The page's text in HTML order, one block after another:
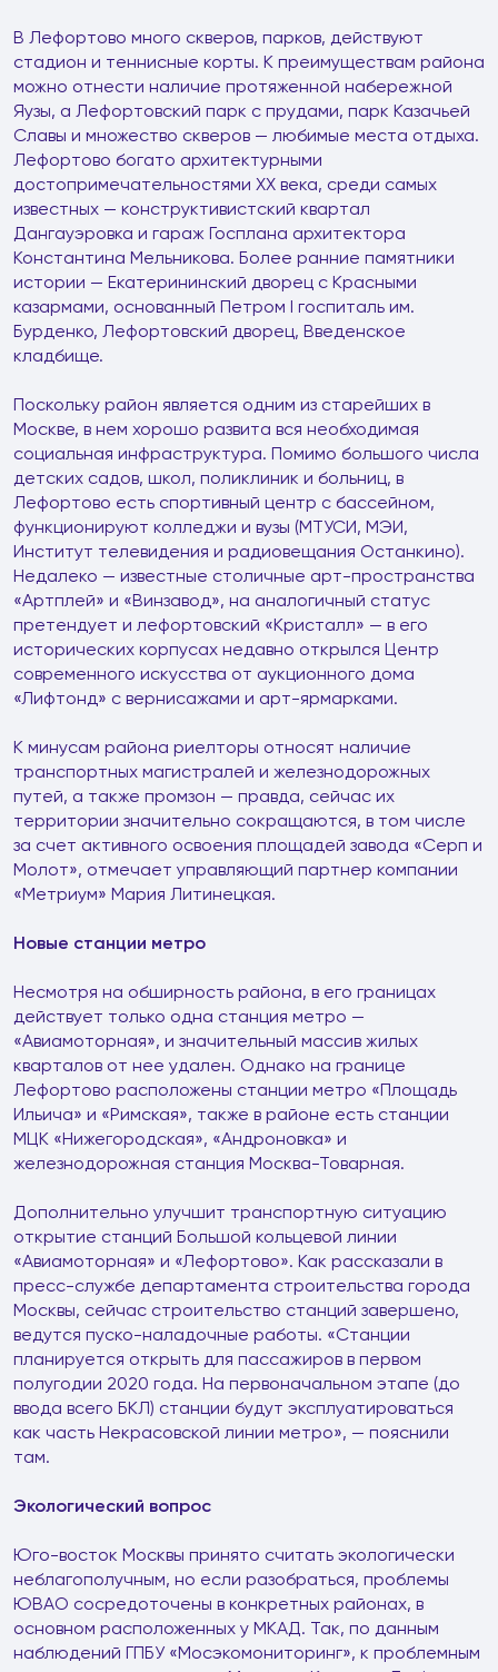
В Лефортово много скверов, парков, действуют
стадион и теннисные корты. К преимуществам района
можно отнести наличие протяженной набережной
Яузы, а Лефортовский парк с прудами, парк Казачьей
Славы и множество скверов — любимые места отдыха.
Лефортово богато архитектурными
достопримечательностями XX века, среди самых
известных — конструктивистский квартал
Дангауэровка и гараж Госплана архитектора
Константина Мельникова. Более ранние памятники
истории — Екатерининский дворец с Красными
казармами, основанный Петром I госпиталь им.
Бурденко, Лефортовский дворец, Введенское
кладбище.
Поскольку район является одним из старейших в
Москве, в нем хорошо развита вся необходимая
социальная инфраструктура. Помимо большого числа
детских садов, школ, поликлиник и больниц, в
Лефортово есть спортивный центр с бассейном,
функционируют колледжи и вузы (МТУСИ, МЭИ,
Институт телевидения и радиовещания Останкино).
Недалеко — известные столичные арт-пространства
«Артплей» и «Винзавод», на аналогичный статус
претендует и лефортовский «Кристалл» — в его
исторических корпусах недавно открылся Центр
современного искусства от аукционного дома
«Лифтонд» с вернисажами и арт-ярмарками.
К минусам района риелторы относят наличие
транспортных магистралей и железнодорожных
путей, а также промзон — правда, сейчас их
территории значительно сокращаются, в том числе
за счет активного освоения площадей завода «Серп и
Молот», отмечает управляющий партнер компании
«Метриум» Мария Литинецкая.
Новые станции метро
Несмотря на обширность района, в его границах
действует только одна станция метро —
«Авиамоторная», и значительный массив жилых
кварталов от нее удален. Однако на границе
Лефортово расположены станции метро «Площадь
Ильича» и «Римская», также в районе есть станции
МЦК «Нижегородская», «Андроновка» и
железнодорожная станция Москва-Товарная.
Дополнительно улучшит транспортную ситуацию
открытие станций Большой кольцевой линии
«Авиамоторная» и «Лефортово». Как рассказали в
пресс-службе департамента строительства города
Москвы, сейчас строительство станций завершено,
ведутся пуско-наладочные работы. «Станции
планируется открыть для пассажиров в первом
полугодии 2020 года. На первоначальном этапе (до
ввода всего БКЛ) станции будут эксплуатироваться
как часть Некрасовской линии метро», — пояснили
там.
Экологический вопрос
Юго-восток Москвы принято считать экологически
неблагополучным, но если разобраться, проблемы
ЮВАО сосредоточены в конкретных районах, в
основном расположенных у МКАД. Так, по данным
наблюдений ГПБУ «Мосэкомониторинг», к проблемным